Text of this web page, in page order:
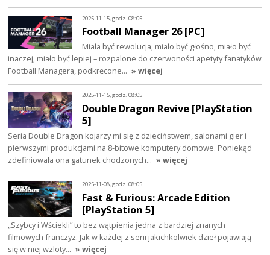
2025-11-15, godz. 08:05
Football Manager 26 [PC]
Miała być rewolucja, miało być głośno, miało być
inaczej, miało być lepiej – rozpalone do czerwoności apetyty fanatyków
Football Managera, podkręcone… » więcej
2025-11-15, godz. 08:05
Double Dragon Revive [PlayStation
5]
Seria Double Dragon kojarzy mi się z dzieciństwem, salonami gier i
pierwszymi produkcjami na 8-bitowe komputery domowe. Poniekąd
zdefiniowała ona gatunek chodzonych… » więcej
2025-11-08, godz. 08:05
Fast & Furious: Arcade Edition
[PlayStation 5]
„Szybcy i Wściekli” to bez wątpienia jedna z bardziej znanych
filmowych franczyz. Jak w każdej z serii jakichkolwiek dzieł pojawiają
się w niej wzloty… » więcej